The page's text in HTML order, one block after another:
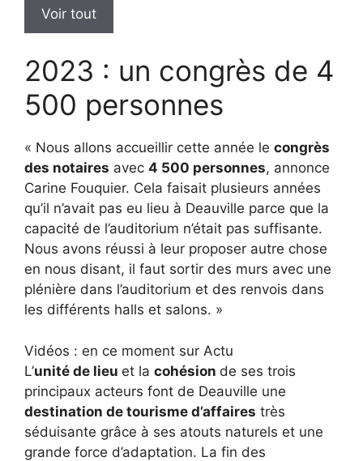
Voir tout
2023 : un congrès de 4
500 personnes
« Nous allons accueillir cette année le congrès
des notaires avec 4 500 personnes, annonce
Carine Fouquier. Cela faisait plusieurs années
qu’il n’avait pas eu lieu à Deauville parce que la
capacité de l’auditorium n’était pas suffisante.
Nous avons réussi à leur proposer autre chose
en nous disant, il faut sortir des murs avec une
plénière dans l’auditorium et des renvois dans
les différents halls et salons. »
Vidéos : en ce moment sur Actu
L’unité de lieu et la cohésion de ses trois
principaux acteurs font de Deauville une
destination de tourisme d’affaires très
séduisante grâce à ses atouts naturels et une
grande force d’adaptation. La fin des